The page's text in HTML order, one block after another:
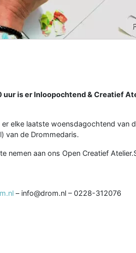
uur is er Inloopochtend & Creatief
elke laatste woensdagochtend van
van de Drommedaris.
nemen aan ons Open Creatief
– info@drom.nl – 0228-312076